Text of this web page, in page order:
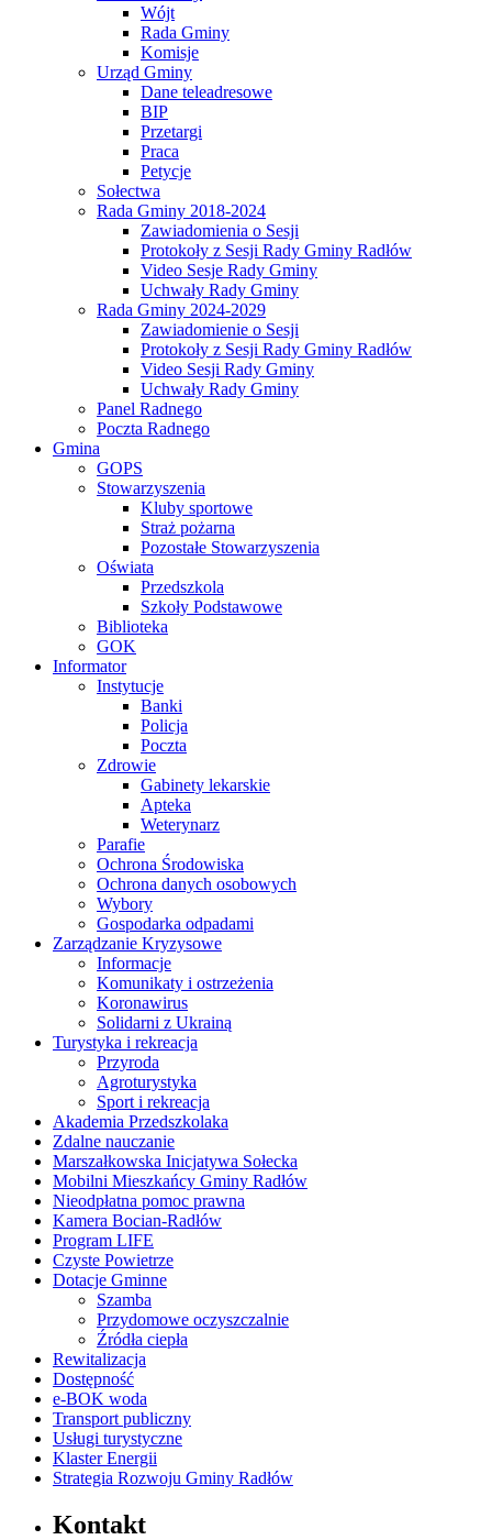
Wójt
Rada Gminy
Komisje
Urząd Gminy
Dane teleadresowe
BIP
Przetargi
Praca
Petycje
Sołectwa
Rada Gminy 2018-2024
Zawiadomienia o Sesji
Protokoły z Sesji Rady Gminy Radłów
Video Sesje Rady Gminy
Uchwały Rady Gminy
Rada Gminy 2024-2029
Zawiadomienie o Sesji
Protokoły z Sesji Rady Gminy Radłów
Video Sesji Rady Gminy
Uchwały Rady Gminy
Panel Radnego
Poczta Radnego
Gmina
GOPS
Stowarzyszenia
Kluby sportowe
Straż pożarna
Pozostałe Stowarzyszenia
Oświata
Przedszkola
Szkoły Podstawowe
Biblioteka
GOK
Informator
Instytucje
Banki
Policja
Poczta
Zdrowie
Gabinety lekarskie
Apteka
Weterynarz
Parafie
Ochrona Środowiska
Ochrona danych osobowych
Wybory
Gospodarka odpadami
Zarządzanie Kryzysowe
Informacje
Komunikaty i ostrzeżenia
Koronawirus
Solidarni z Ukrainą
Turystyka i rekreacja
Przyroda
Agroturystyka
Sport i rekreacja
Akademia Przedszkolaka
Zdalne nauczanie
Marszałkowska Inicjatywa Sołecka
Mobilni Mieszkańcy Gminy Radłów
Nieodpłatna pomoc prawna
Kamera Bocian-Radłów
Program LIFE
Czyste Powietrze
Dotacje Gminne
Szamba
Przydomowe oczyszczalnie
Źródła ciepła
Rewitalizacja
Dostępność
e-BOK woda
Transport publiczny
Usługi turystyczne
Klaster Energii
Strategia Rozwoju Gminy Radłów
Kontakt